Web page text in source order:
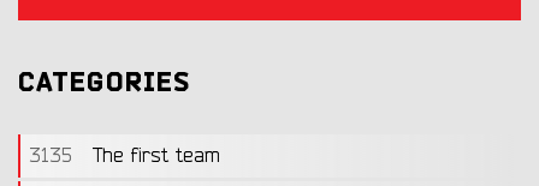
CATEGORIES
3135
The first team